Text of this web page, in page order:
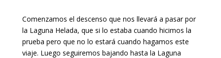
Comenzamos el descenso que nos llevará a pasar por
la Laguna Helada, que si lo estaba cuando hicimos la
prueba pero que no lo estará cuando hagamos este
viaje. Luego seguiremos bajando hasta la Laguna